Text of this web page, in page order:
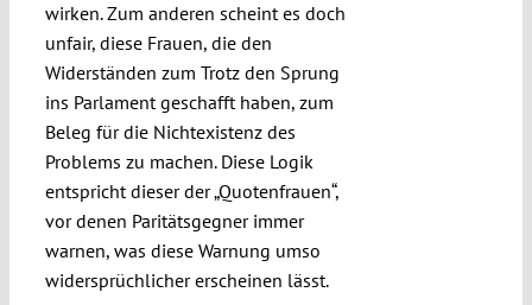
wirken. Zum anderen scheint es doch
unfair, diese Frauen, die den
Widerständen zum Trotz den Sprung
ins Parlament geschafft haben, zum
Beleg für die Nichtexistenz des
Problems zu machen. Diese Logik
entspricht dieser der „Quotenfrauen“,
vor denen Paritätsgegner immer
warnen, was diese Warnung umso
widersprüchlicher erscheinen lässt.